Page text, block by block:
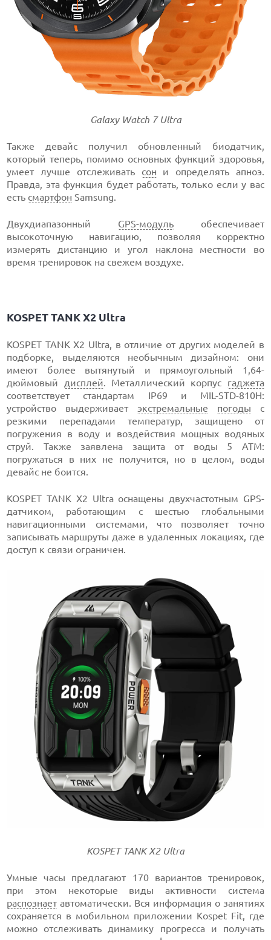
Galaxy Watch 7 Ultra
Также девайс получил обновленный биодатчик,
который теперь, помимо основных функций здоровья,
умеет лучше отслеживать сон и определять апноэ.
Правда, эта функция будет работать, только если у вас
есть смартфон Samsung.
Двухдиапазонный GPS-модуль обеспечивает
высокоточную навигацию, позволяя корректно
измерять дистанцию и угол наклона местности во
время тренировок на свежем воздухе.
KOSPET TANK X2 Ultra
KOSPET TANK X2 Ultra, в отличие от других моделей в
подборке, выделяются необычным дизайном: они
имеют более вытянутый и прямоугольный 1,64-
дюймовый дисплей. Металлический корпус гаджета
соответствует стандартам IP69 и MIL-STD-810H:
устройство выдерживает экстремальные погоды с
резкими перепадами температур, защищено от
погружения в воду и воздействия мощных водяных
струй. Также заявлена защита от воды 5 АТМ:
погружаться в них не получится, но в целом, воды
девайс не боится.
KOSPET TANK X2 Ultra оснащены двухчастотным GPS-
датчиком, работающим с шестью глобальными
навигационными системами, что позволяет точно
записывать маршруты даже в удаленных локациях, где
доступ к связи ограничен.
KOSPET TANK X2 Ultra
Умные часы предлагают 170 вариантов тренировок,
при этом некоторые виды активности система
распознаетавтоматически. Вся информация о занятиях
сохраняется в мобильном приложении Kospet Fit, где
можно отслеживать динамику прогресса и получать